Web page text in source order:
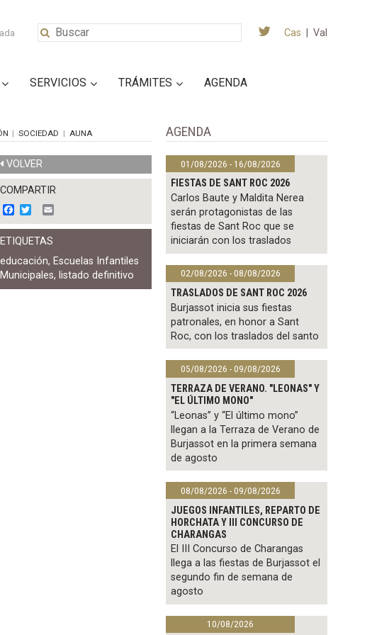
Cas Val
SERVICIOS TRÁMITES AGENDA
SOCIEDAD AUNA
VOLVER
COMPARTIR
F
a
c
e
o
o
k
w
i
t
t
e
r
m
a
l
ETIQUETAS
educación, Escuelas Infantiles
Municipales, listado definitivo
AGENDA
01/08/2026 - 16/08/2026
FIESTAS DE SANT ROC 2026
Carlos Baute y Maldita Nerea
serán protagonistas de las
fiestas de Sant Roc que se
iniciarán con los traslados
02/08/2026 - 08/08/2026
TRASLADOS DE SANT ROC 2026
Burjassot inicia sus fiestas
patronales, en honor a Sant
Roc, con los traslados del santo
05/08/2026 - 09/08/2026
TERRAZA DE VERANO. "LEONAS" Y
"EL ÚLTIMO MONO"
“Leonas” y “El último mono”
llegan a la Terraza de Verano de
Burjassot en la primera semana
de agosto
08/08/2026 - 09/08/2026
JUEGOS INFANTILES, REPARTO DE
HORCHATA Y III CONCURSO DE
CHARANGAS
El III Concurso de Charangas
llega a las fiestas de Burjassot el
segundo fin de semana de
agosto
10/08/2026